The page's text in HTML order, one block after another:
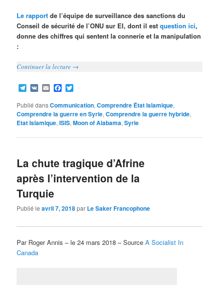
Le rapport de l’équipe de surveillance des sanctions du
Conseil de sécurité de l’ONU sur EI, dont il estquestion ici,
donne des chiffres qui sentent la connerie et la manipulation
:
Continuer la lecture →
Telegram
VK EmailFacebook
Publié dansCommunication,Comprendre État Islamique,
Comprendre la guerre en Syrie,Comprendre la guerre hybride,
Etat Islamique,ISIS,Moon of Alabama,Syrie
La chute tragique d’Afrine
après l’intervention de la
Turquie
Publié leavril 7, 2018par Le Saker Francophone
Par Roger Annis – le 24 mars 2018 – SourceA Socialist In
Canada